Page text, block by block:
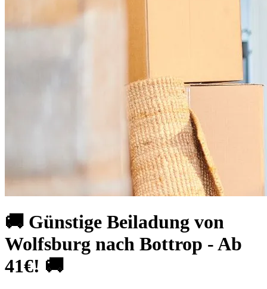
🚚 Günstige Beiladung von
Wolfsburg nach Bottrop - Ab
41€! 🚚